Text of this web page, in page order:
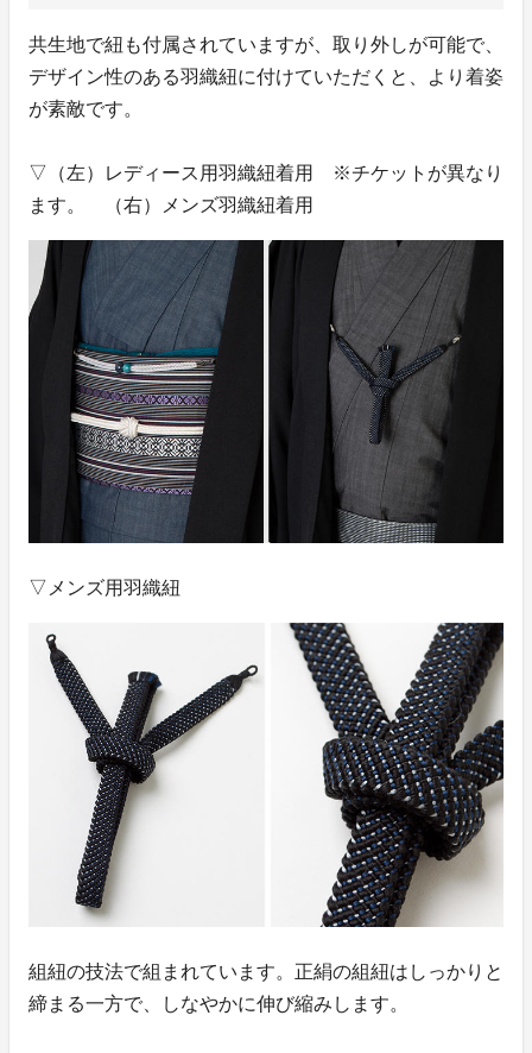
共生地で紐も付属されていますが、取り外しが可能で、
デザイン性のある羽織紐に付けていただくと、より着姿
が素敵です。
▽（左）レディース用羽織紐着用 ※チケットが異なり
ます。 （右）メンズ羽織紐着用
▽メンズ用羽織紐
組紐の技法で組まれています。正絹の組紐はしっかりと
締まる一方で、しなやかに伸び縮みします。